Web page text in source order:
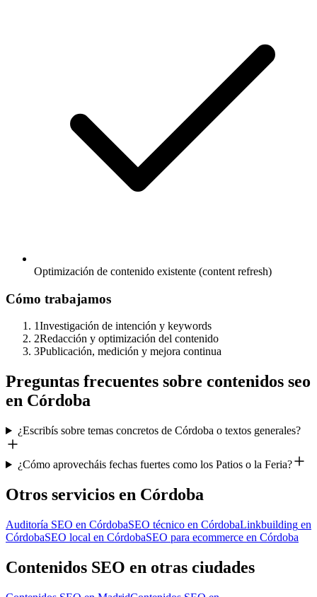
Optimización de contenido existente (content refresh)
Cómo trabajamos
1Investigación de intención y keywords
2Redacción y optimización del contenido
3Publicación, medición y mejora continua
Preguntas frecuentes sobre contenidos seo
en Córdoba
¿Escribís sobre temas concretos de Córdoba o textos generales?
¿Cómo aprovecháis fechas fuertes como los Patios o la Feria?
Otros servicios en Córdoba
Auditoría SEO en CórdobaSEO técnico en CórdobaLinkbuilding en
CórdobaSEO local en CórdobaSEO para ecommerce en Córdoba
Contenidos SEO en otras ciudades